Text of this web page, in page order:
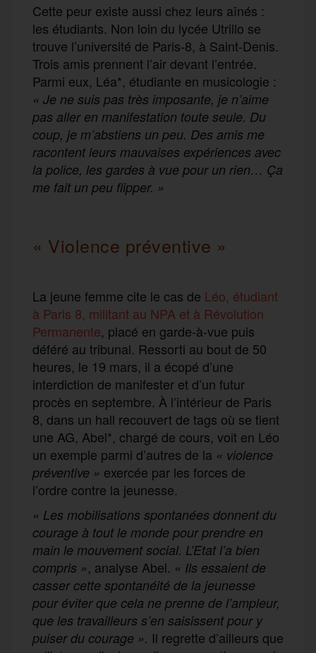
Cette peur existe aussi chez leurs aînés :
les étudiants. Non loin du lycée Utrillo se
trouve l’université de Paris-8, à Saint-Denis.
Trois amis prennent l’air devant l’entrée.
Parmi eux, Léa*, étudiante en musicologie :
« Je ne suis pas très imposante, je n’aime
pas aller en manifestation toute seule. Du
coup, je m’abstiens un peu. Des amis me
racontent leurs mauvaises expériences avec
la police, les gardes à vue pour un rien… Ça
me fait un peu flipper. »
« Violence préventive »
La jeune femme cite le cas de Léo, étudiant
à Paris 8, militant au NPA et à Révolution
Permanente, placé en garde-à-vue puis
déféré au tribunal. Ressorti au bout de 50
heures, le 19 mars, il a écopé d’une
interdiction de manifester et d’un futur
procès en septembre. À l’intérieur de Paris
8, dans un hall recouvert de tags où se tient
une AG, Abel*, chargé de cours, voit en Léo
un exemple parmi d’autres de la « violence
préventive » exercée par les forces de
l’ordre contre la jeunesse.
« Les mobilisations spontanées donnent du
courage à tout le monde pour prendre en
main le mouvement social. L’Etat l’a bien
compris », analyse Abel. « Ils essaient de
casser cette spontanéité de la jeunesse
pour éviter que cela ne prenne de l’ampleur,
que les travailleurs s’en saisissent pour y
puiser du courage ». Il regrette d’ailleurs que